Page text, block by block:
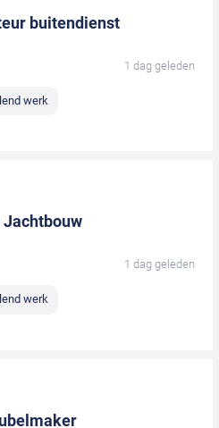
buitendienst
1 dag geleden
werk
1 dag geleden
werk